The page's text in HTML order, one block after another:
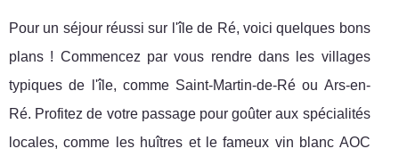
Pour un séjour réussi sur l'île de Ré, voici quelques bons
plans ! Commencez par vous rendre dans les villages
typiques de l'île, comme Saint-Martin-de-Ré ou Ars-en-
Ré. Profitez de votre passage pour goûter aux spécialités
locales, comme les huîtres et le fameux vin blanc AOC